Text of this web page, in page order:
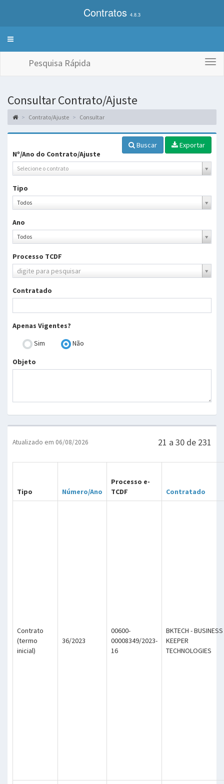
Contratos 4.8.3
Alterna
Pesquisa Rápida
Consultar Contrato/Ajuste
Contrato/Ajuste Consultar
Buscar
Exportar
Nº/Ano do Contrato/Ajuste
Selecione o contrato
Tipo
Todos
Tipo
Ano
Todos
Ano
Processo TCDF
digite para pesquisar
Processo
TCDF
Contratado
Apenas Vigentes?
Sim
Não
Objeto
Atualizado em 06/08/2026 21 a 30 de 231
Tipo Número/Ano
Processo e-
TCDF
Contratado
Contrato
(termo
inicial)
36/2023
00600-
00008349/2023-
16
BKTECH - BUSINESS
KEEPER
TECHNOLOGIES